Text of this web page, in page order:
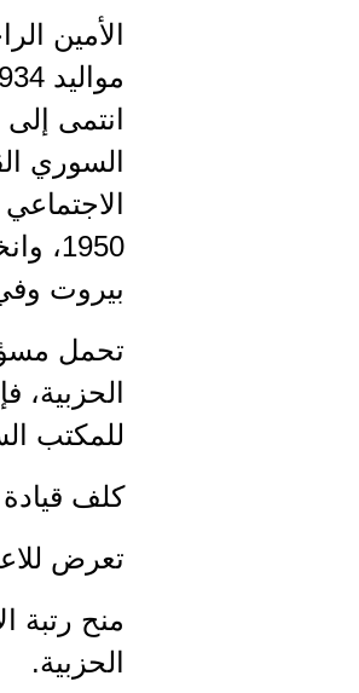
الأمين
انتمى
السوري
بيروت
تحمل
الحزبية،
للمكتب
كلف قيادة
تعرض
الحزبية.